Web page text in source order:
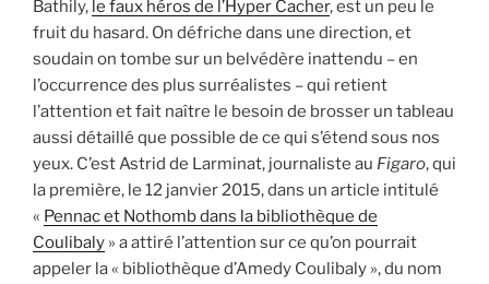
Bathily, le faux héros de l’Hyper Cacher, est un peu le
fruit du hasard. On défriche dans une direction, et
soudain on tombe sur un belvédère inattendu – en
l’occurrence des plus surréalistes – qui retient
l’attention et fait naître le besoin de brosser un tableau
aussi détaillé que possible de ce qui s’étend sous nos
yeux. C’est Astrid de Larminat, journaliste au Figaro, qui
la première, le 12 janvier 2015, dans un article intitulé
« Pennac et Nothomb dans la bibliothèque de
Coulibaly » a attiré l’attention sur ce qu’on pourrait
appeler la « bibliothèque d’Amedy Coulibaly », du nom